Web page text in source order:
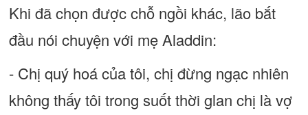
Khi đã chọn được chỗ ngồi khác, lão bắt
đầu nói chuyện với mẹ Aladdin:
- Chị quý hoá của tôi, chị đừng ngạc nhiên
không thấy tôi trong suốt thời glan chị là vợ